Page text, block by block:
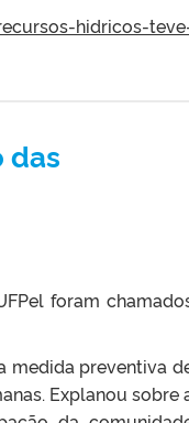
hidricos-
das
foram
medida preventiva
Explanou sobre